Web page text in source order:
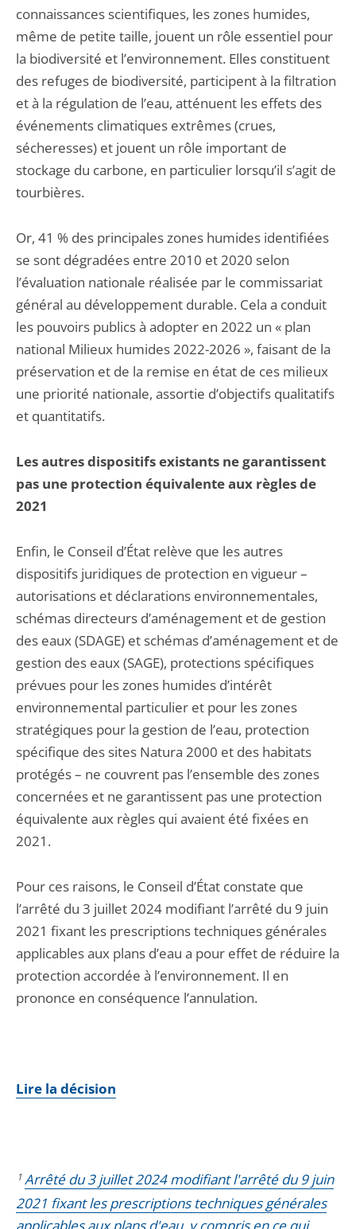
connaissances scientifiques, les zones humides,
même de petite taille, jouent un rôle essentiel pour
la biodiversité et l’environnement. Elles constituent
des refuges de biodiversité, participent à la filtration
et à la régulation de l’eau, atténuent les effets des
événements climatiques extrêmes (crues,
sécheresses) et jouent un rôle important de
stockage du carbone, en particulier lorsqu’il s’agit de
tourbières.
Or, 41 % des principales zones humides identifiées
se sont dégradées entre 2010 et 2020 selon
l’évaluation nationale réalisée par le commissariat
général au développement durable. Cela a conduit
les pouvoirs publics à adopter en 2022 un « plan
national Milieux humides 2022-2026 », faisant de la
préservation et de la remise en état de ces milieux
une priorité nationale, assortie d’objectifs qualitatifs
et quantitatifs.
Les autres dispositifs existants ne garantissent
pas une protection équivalente aux règles de
2021
Enfin, le Conseil d’État relève que les autres
dispositifs juridiques de protection en vigueur –
autorisations et déclarations environnementales,
schémas directeurs d’aménagement et de gestion
des eaux (SDAGE) et schémas d’aménagement et de
gestion des eaux (SAGE), protections spécifiques
prévues pour les zones humides d’intérêt
environnemental particulier et pour les zones
stratégiques pour la gestion de l’eau, protection
spécifique des sites Natura 2000 et des habitats
protégés – ne couvrent pas l’ensemble des zones
concernées et ne garantissent pas une protection
équivalente aux règles qui avaient été fixées en
2021.
Pour ces raisons, le Conseil d’État constate que
l’arrêté du 3 juillet 2024 modifiant l’arrêté du 9 juin
2021 fixant les prescriptions techniques générales
applicables aux plans d’eau a pour effet de réduire la
protection accordée à l’environnement. Il en
prononce en conséquence l’annulation.
Lire la décision
1Arrêté du 3 juillet 2024 modifiant l'arrêté du 9 juin
2021 fixant les prescriptions techniques générales